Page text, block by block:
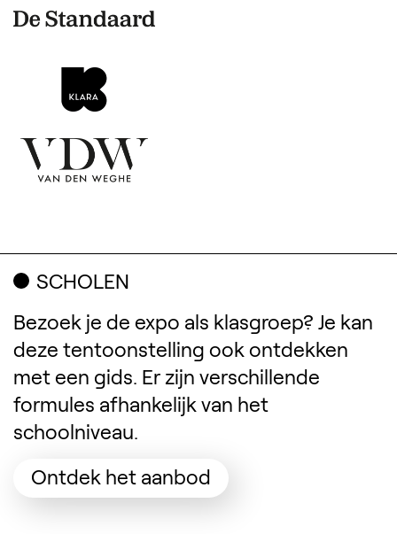
SCHOLEN
Bezoek je de expo als klasgroep? Je kan
deze tentoonstelling ook ontdekken
met een gids. Er zijn verschillende
formules afhankelijk van het
schoolniveau.
Ontdek het aanbod